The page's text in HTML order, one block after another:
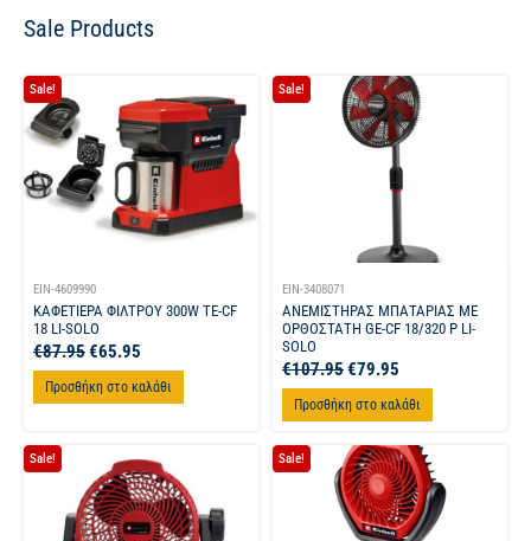
Sale Products
Sale!
EIN-4609990
ΚΑΦΕΤΙΕΡΑ ΦΙΛΤΡΟΥ 300W TE-CF
18 LI-SOLO
€87.95€65.95
Προσθήκη στο καλάθι
Sale!
EIN-3408071
ΑΝΕΜΙΣΤΗΡΑΣ ΜΠΑΤΑΡΙΑΣ ΜΕ
ΟΡΘΟΣΤΑΤΗ GE-CF 18/320 P LI-
SOLO
€107.95€79.95
Προσθήκη στο καλάθι
Sale! Sale!